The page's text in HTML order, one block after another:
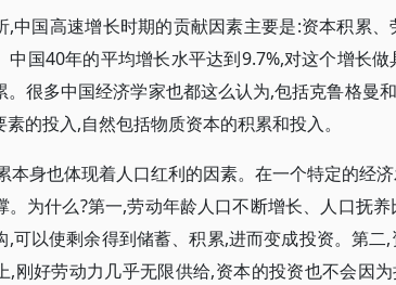
,中国高速增长时期的贡献因素主要是:资本积累
中国40年的平均增长水平达到9.7%,对这个增长
。很多中国经济学家也都这么认为,包括克鲁格曼
的投入,自然包括物质资本的积累和投入。
本身也体现着人口红利的因素。在一个特定的经
为什么?第一,劳动年龄人口不断增长、人口抚养
,可以使剩余得到储蓄、积累,进而变成投资。第二
,刚好劳动力几乎无限供给,资本的投资也不会因